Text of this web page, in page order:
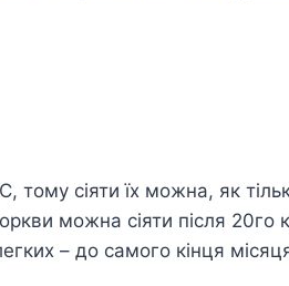
сіяти їх можна, як
можна сіяти після
– до самого кінця